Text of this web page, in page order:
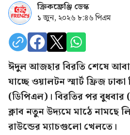
ক্রিকফ্রেঞ্জি ডেস্ক
১ জুন, ২০২৬ ৮:৪৬ পিএম
ঈদুল আজহার বিরতি শেষে
যাচ্ছে ওয়ালটন স্মার্ট ফ্রিজ ঢাকা
(ডিপিএল)। বিরতির পর
ক্লাব নতুন উদ্যমে মাঠে নামছে
রাউন্ডের ম্যাচগুলো খেলতে।